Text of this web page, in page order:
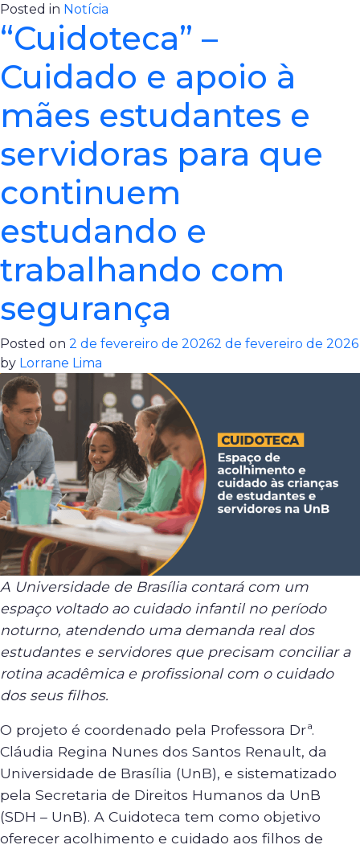
Posted in Notícia
“Cuidoteca” –
Cuidado e apoio à
mães estudantes e
servidoras para que
continuem
estudando e
trabalhando com
segurança
Posted on 2 de fevereiro de 20262 de fevereiro de 2026
by Lorrane Lima
A Universidade de Brasília contará com um
espaço voltado ao cuidado infantil no período
noturno, atendendo uma demanda real dos
estudantes e servidores que precisam conciliar a
rotina acadêmica e profissional com o cuidado
dos seus filhos.
O projeto é coordenado pela Professora Drª.
Cláudia Regina Nunes dos Santos Renault, da
Universidade de Brasília (UnB), e sistematizado
pela Secretaria de Direitos Humanos da UnB
(SDH – UnB). A Cuidoteca tem como objetivo
oferecer acolhimento e cuidado aos filhos de